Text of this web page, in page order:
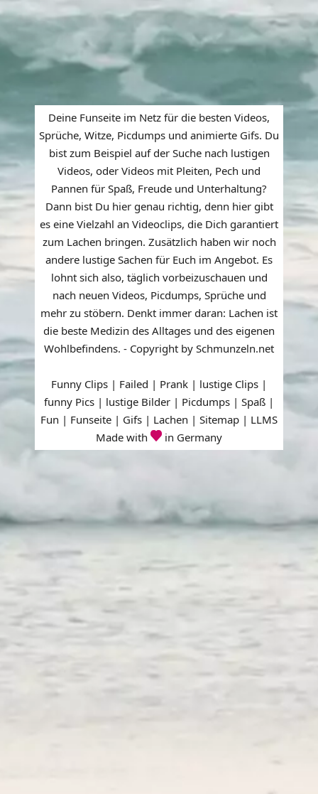
Deine Funseite im Netz für die besten Videos,
Sprüche, Witze, Picdumps und animierte Gifs. Du
bist zum Beispiel auf der Suche nach lustigen
Videos, oder Videos mit Pleiten, Pech und
Pannen für Spaß, Freude und Unterhaltung?
Dann bist Du hier genau richtig, denn hier gibt
es eine Vielzahl an Videoclips, die Dich garantiert
zum Lachen bringen. Zusätzlich haben wir noch
andere lustige Sachen für Euch im Angebot. Es
lohnt sich also, täglich vorbeizuschauen und
nach neuen Videos, Picdumps, Sprüche und
mehr zu stöbern. Denkt immer daran: Lachen ist
die beste Medizin des Alltages und des eigenen
Wohlbefindens. - Copyright by Schmunzeln.net
Funny Clips | Failed | Prank | lustige Clips |
funny Pics | lustige Bilder | Picdumps | Spaß |
Fun | Funseite | Gifs | Lachen | Sitemap | LLMS
Made with
in Germany